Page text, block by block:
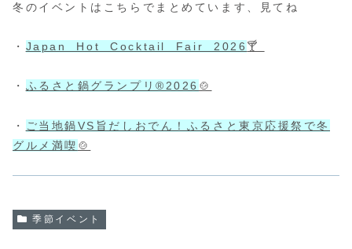
冬のイベントはこちらでまとめています、見てね
・ Japan Hot Cocktail Fair 2026 🍸
・ ふるさと鍋グランプリ®2026 🍲
・
ご当地鍋VS旨だしおでん！ふるさと東京応援祭で冬
グルメ満喫 🍲
季節イベント